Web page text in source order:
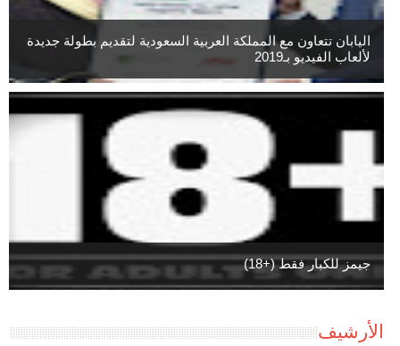
اليابان تتعاون مع المملكة العربية السعودية لتقديم بطولة جديدة
لألعاب الفيديو بـ2019
جيمز للكبار فقط (+18)
الأرشيف